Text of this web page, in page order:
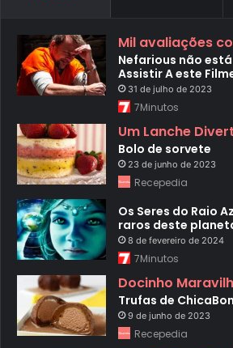
Mil avaliações
Nefarious não
Assistir A este
31 de julho de 2023
7Minutos
Um Lanche
Bolo de sorvete
23 de junho de 2023
Recepedia
Os Seres do Raio
raros deste
8 de fevereiro de 2024
7Minutos
Docinho
Trufas de
9 de junho de 2023
Recepedia